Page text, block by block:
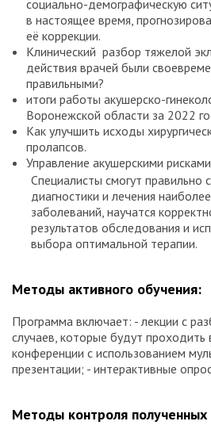
социально-демографическую
в настоящее время,
её коррекции.
Клинический разбор тяжелой
действия врачей были
правильными?
итоги работы акушерско-
Воронежской области за 2022
Как улучшить исходы
пролапсов.
Управление акушерскими
Специалисты смогут правильно
диагностики и лечения
заболеваний, научатся
результатов обследования и
выбора оптимальной терапии.
Методы активного обучения:
Программа включает: - лекции с
случаев, которые будут
конференции с использованием
презентации; - интерактивные
Методы контроля полученных